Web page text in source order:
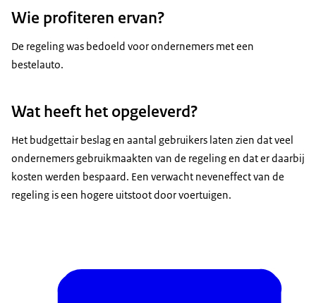
20250
Download CSV-bestand
Wie profiteren ervan?
De regeling was bedoeld voor ondernemers met een
bestelauto.
Wat heeft het opgeleverd?
Het budgettair beslag en aantal gebruikers laten zien dat veel
ondernemers gebruikmaakten van de regeling en dat er daarbij
kosten werden bespaard. Een verwacht neveneffect van de
regeling is een hogere uitstoot door voertuigen.